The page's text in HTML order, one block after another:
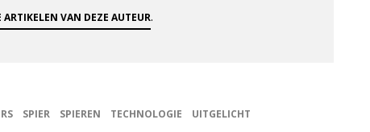
ARTIKELEN VAN DEZE AUTEUR.
SPIER SPIEREN TECHNOLOGIE UITGELICHT